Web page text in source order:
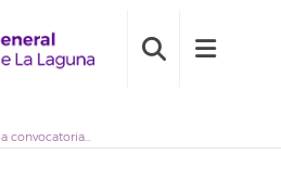
Primer listado provisional de la convocatoria para la constitución de una bolsa para participar en actividades de investigación y transferencia en desarrollo rural. (2022BDE029)